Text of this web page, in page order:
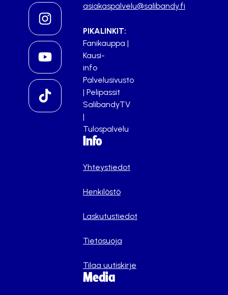
asiakaspalvelu@salibandy.fi
PIKALINKIT:
Fanikauppa |
Kausi-
info
Palvelusivusto
| Pelipassit
SalibandyTV
|
Tulospalvelu
Info
Yhteystiedot
Henkilöstö
Laskutustiedot
Tietosuoja
Tilaa uutiskirje
Media